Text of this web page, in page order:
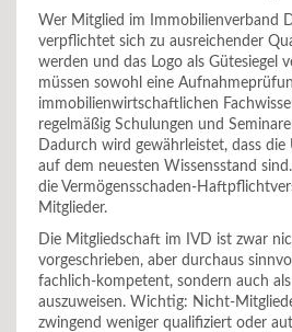
Wer Mitglied im Immobilienverband
verpflichtet sich zu ausreichender
werden und das Logo als Gütesiegel
müssen sowohl eine
immobilienwirtschaftlichen
regelmäßig Schulungen und
Dadurch wird gewährleistet, dass
auf dem neuesten Wissensstand
die Vermögensschaden-
Mitglieder.
Die Mitgliedschaft im IVD ist zwar
vorgeschrieben, aber durchaus
fachlich-kompetent, sondern auch
auszuweisen. Wichtig: Nicht-
zwingend weniger qualifiziert oder